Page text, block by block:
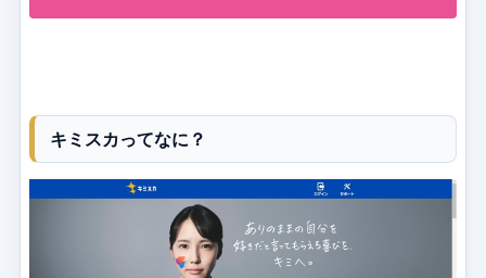
キミスカってなに？